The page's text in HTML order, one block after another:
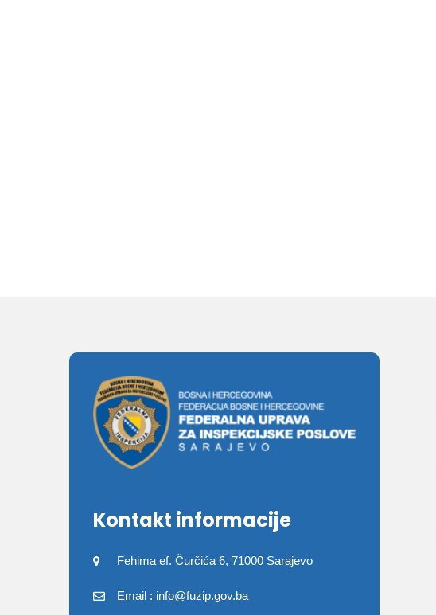
Kontakt informacije
Fehima ef. Čurčića 6, 71000 Sarajevo
Email : info@fuzip.gov.ba